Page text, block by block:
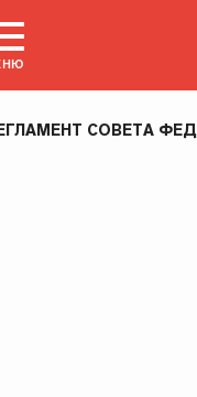
СОВЕТА